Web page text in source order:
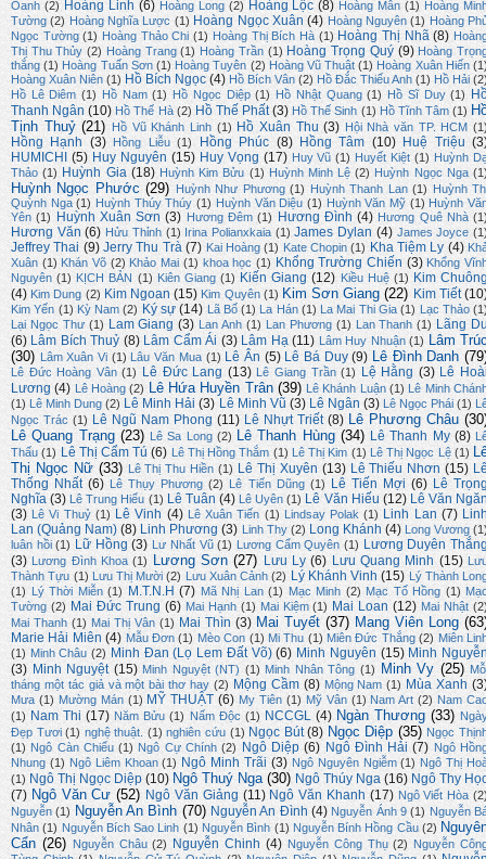
Oanh (2) Hoàng Linh (6) Hoàng Long (2) Hoàng Lộc (8) Hoàng Mẫn (1) Hoàng
Tường (2) Hoàng Nghĩa Lược (1) Hoàng Ngọc Xuân (4) Hoàng Nguyên (1) Hoàng
Ngọc Tường (1) Hoàng Thảo Chi (1) Hoàng Thị Bích Hà (1) Hoàng Thị Nhã (8)
Thị Thu Thủy (2) Hoàng Trang (1) Hoàng Trần (1) Hoàng Trọng Quý (9) Hoàng
thắng (1) Hoàng Tuấn Sơn (1) Hoàng Tuyên (2) Hoàng Vũ Thuật (1) Hoàng Xuân Hiến
Hoàng Xuân Niên (1) Hồ Bích Ngọc (4) Hồ Bích Vân (2) Hồ Đắc Thiếu Anh (1) Hồ Hải
Hồ Lê Diêm (1) Hồ Nam (1) Hồ Ngọc Diệp (1) Hồ Nhật Quang (1) Hồ Sĩ Duy (1)
Thanh Ngân (10) Hồ Thế Hà (2) Hồ Thế Phất (3) Hồ Thế Sinh (1) Hồ Tĩnh Tâm (1)
Tịnh Thuỷ (21) Hồ Vũ Khánh Linh (1) Hồ Xuân Thu (3) Hội Nhà văn TP. HCM
Hồng Hạnh (3) Hồng Liễu (1) Hồng Phúc (8) Hồng Tâm (10) Huệ Triệu
HUMICHI
(5) Huy Nguyên (15) Huy Vọng (17) Huy Vũ (1) Huyết Kiệt (1) Huỳnh
Thảo (1) Huỳnh Gia (18) Huỳnh Kim Bửu (1) Huỳnh Minh Lệ (2) Huỳnh Ngọc Nga
Huỳnh Ngọc Phước (29) Huỳnh Như Phương (1) Huỳnh Thanh Lan (1)
Huỳnh
Quỳnh Nga (1) Huỳnh Thúy Thúy (1) Huỳnh Văn Diệu (1) Huỳnh Văn Mỹ (1) Huỳnh
Yên (1) Huỳnh Xuân Sơn (3) Hương Đêm (1) Hương Đình (4) Hương Quê Nhà
Hương Văn (6) Hửu Thỉnh (1) Irina Polianxkaia (1) James Dylan (4) James Joyce
Jeffrey Thai (9) Jerry Thu Trà (7) Kai Hoàng (1) Kate Chopin (1) Kha Tiệm Ly (4)
Xuân (1) Khán Võ (2) Khảo Mai (1) khoa học (1) Khổng Trường Chiến (3) Khổng
Nguyên (1) KỊCH BẢN (1) Kiên Giang (1) Kiến Giang (12) Kiều Huệ (1) Kim
(4) Kim Dung (2) Kim Ngoan (15) Kim Quyên (1) Kim Sơn Giang (22) Kim Tiết
Kim Yến (1) Kỳ Nam (2) Ký sự (14) Lã Bố (1) La Hán (1) La Mai Thi Gia (1) Lạc Thảo
Lại Ngọc Thư (1) Lam Giang (3) Lan Anh (1) Lan Phương (1) Lan Thanh (1) Lãng
(6) Lâm Bích Thuỷ (8) Lâm Cẩm Ái (3) Lâm Hạ (11) Lâm Huy Nhuận (1) Lâm
(30) Lâm Xuân Vi (1) Lâu Văn Mua (1) Lê Ân (5) Lê Bá Duy (9) Lê Đình Danh
Lê Đức Hoàng Vân (1) Lê Đức Lang (13) Lê Giang Trần (1) Lệ Hằng (3) Lê
Lương (4) Lê Hoàng (2) Lê Hứa Huyền Trân (39) Lê Khánh Luận (1) Lê Minh
(1) Lê Minh Dung (2) Lê Minh Hải (3) Lê Minh Vũ (3) Lê Ngân (3) Lê Ngọc Phái (1)
Ngọc Trác (1) Lê Ngũ Nam Phong (11) Lê Nhựt Triết (8) Lê Phương Châu
Lê Quang Trạng (23) Lê Sa Long (2) Lê Thanh Hùng (34) Lê Thanh My (8)
Thấu (1) Lê Thị Cẩm Tú (6) Lê Thị Hồng Thắm (1) Lê Thị Kim (1) Lê Thị Ngọc Lệ (1)
Thị Ngọc Nữ (33) Lê Thị Thu Hiền (1) Lê Thị Xuyên (13) Lê Thiếu Nhơn (15)
Thống Nhất (6) Lê Thụy Phương (2) Lê Tiến Dũng (1) Lê Tiến Mợi (6) Lê
Nghĩa (3) Lê Trung Hiếu (1) Lê Tuân (4) Lê Uyên (1) Lê Văn Hiếu (12) Lê Văn
(3) Lê Vi Thuỷ (1) Lê Vinh (4) Lê Xuân Tiến (1) Lindsay Polak (1) Linh Lan (7)
Lan (Quảng Nam) (8) Linh Phương (3) Linh Thy (2) Long Khánh (4) Long Vương
luân hồi (1) Lữ Hồng (3) Lư Nhất Vũ (1) Lương Cẩm Quyên (1) Lương Duyên
(3) Lương Đình Khoa (1) Lương Sơn (27) Lưu Ly (6) Lưu Quang Minh (15)
Thành Tựu (1) Lưu Thị Mười (2) Lưu Xuân Cảnh (2) Lý Khánh Vinh (15) Lý Thành
(1)
Lý Thời Miễn (1) M.T.N.H (7) Mã Nhị Lan (1) Mạc Minh (2) Mạc Tố Hồng (1)
Tường (2) Mai Đức Trung (6) Mai Hạnh (1) Mai Kiệm (1) Mai Loan (12) Mai Nhật
Mai Thanh (1) Mai Thị Vân (1) Mai Thìn (3) Mai Tuyết (37) Mang Viên Long
Marie Hải Miên (4) Mẫu Đơn (1) Mèo Con (1) Mi Thu (1) Miên Đức Thắng (2) Miên
(1) Minh Châu (2) Minh Đan (Lọ Lem Đất Võ) (6) Minh Nguyên (15) Minh
(3) Minh Nguyệt (15) Minh Nguyệt (NT) (1) Minh Nhân Tông (1) Minh Vy (25)
tháng một tác giả và một bài thơ hay (2) Mộng Cầm (8) Mộng Nam (1) Mùa Xanh
Mưa (1) Mường Mán (1) MỸ THUẬT (6) My Tiên (1) Mỹ Vân (1) Nam Art (2) Nam
(1) Nam Thi (17) Năm Bửu (1) Nấm Độc (1) NCCGL (4) Ngàn Thương (33)
Đẹp Tươi (1) nghệ thuật. (1) nghiên cứu (1) Ngọc Bút (8) Ngọc Diệp (35) Ngọc
(1) Ngô Càn Chiểu (1) Ngô Cự Chính (2) Ngô Diệp (6) Ngô Đình Hải (7) Ngô
Nhung (1) Ngô Liêm Khoan (1) Ngô Minh Trãi (3) Ngô Nguyên Ngiễm (1) Ngô Thị
(1) Ngô Thị Ngọc Diệp (10) Ngô Thuý Nga (30) Ngô Thúy Nga (16) Ngô Thy
(7) Ngô Văn Cư (52) Ngô Văn Giảng (11) Ngô Văn Khanh (17) Ngô Viết Hòa
Nguyễn (1) Nguyễn An Bình (70) Nguyễn An Đình (4) Nguyễn Ánh 9 (1) Nguyễn
Nhân (1) Nguyễn Bích Sao Linh (1) Nguyễn Bình (1) Nguyễn Bính Hồng Cầu (2)
Cẩn (26) Nguyễn Châu (2) Nguyễn Chinh (4) Nguyễn Công Thụ (2) Nguyễn